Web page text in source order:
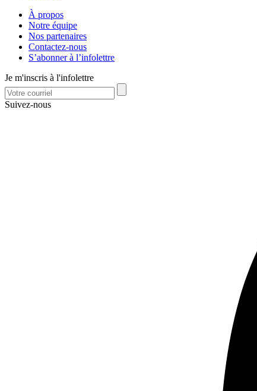
À propos
Notre équipe
Nos partenaires
Contactez-nous
S’abonner à l’infolettre
Je m'inscris à l'infolettre
Suivez-nous